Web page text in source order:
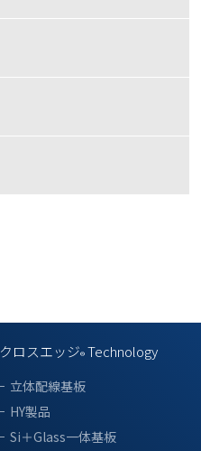
クロスエッジ®Technology
立体配線基板
HY製品
Si＋Glass一体基板